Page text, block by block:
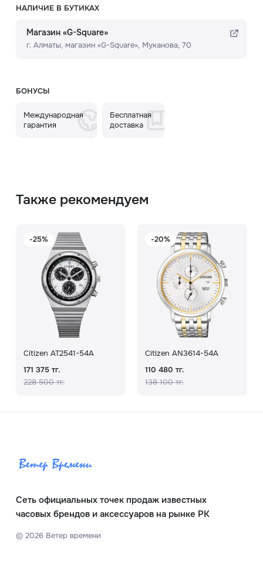
НАЛИЧИЕ В БУТИКАХ
Магазин «G-Square»
г. Алматы, ​магазин «G-Square»​, Муканова, 70
БОНУСЫ
Международная
гарантия
Бесплатная
доставка
Также рекомендуем
-25%
Citizen AT2541-54A
171 375 тг.
228 500 тг.
-20%
Citizen AN3614-54A
110 480 тг.
138 100 тг.
Сеть официальных точек продаж известных
часовых брендов и аксессуаров на рынке РК
© 2026Ветер времени